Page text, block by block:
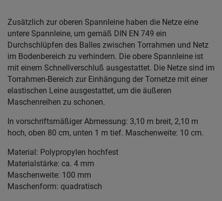
Zusätzlich zur oberen Spannleine haben die Netze eine
untere Spannleine, um gemäß DIN EN 749 ein
Durchschlüpfen des Balles zwischen Torrahmen und Netz
im Bodenbereich zu verhindern. Die obere Spannleine ist
mit einem Schnellverschluß ausgestattet. Die Netze sind im
Torrahmen-Bereich zur Einhängung der Tornetze mit einer
elastischen Leine ausgestattet, um die äußeren
Maschenreihen zu schonen.
In vorschriftsmäßiger Abmessung: 3,10 m breit, 2,10 m
hoch, oben 80 cm, unten 1 m tief. Maschenweite: 10 cm.
Material: Polypropylen hochfest
Materialstärke: ca. 4 mm
Maschenweite: 100 mm
Maschenform: quadratisch